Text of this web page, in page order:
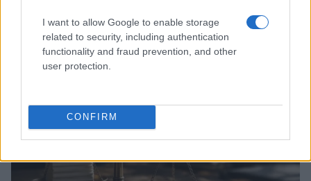
I want to allow Google to enable storage
related to security, including authentication
functionality and fraud prevention, and other
user protection.
CONFIRM
Corso di laurea triennale in Economia e Finanza: sbocchi
professionali e obiettivi formativi
Francesca Galli · 5 Ago 2026